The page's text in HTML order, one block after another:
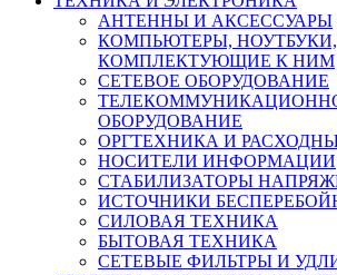
АНТЕННЫ И АКСЕССУАРЫ
КОМПЬЮТЕРЫ, НОУТБУКИ,
КОМПЛЕКТУЮЩИЕ К НИМ
СЕТЕВОЕ ОБОРУДОВАНИЕ
ОБОРУДОВАНИЕ
ОРГТЕХНИКА И
НОСИТЕЛИ ИНФОРМАЦИИ
СТАБИЛИЗАТОРЫ
ИСТОЧНИКИ
СИЛОВАЯ ТЕХНИКА
БЫТОВАЯ ТЕХНИКА
СЕТЕВЫЕ ФИЛЬТРЫ И